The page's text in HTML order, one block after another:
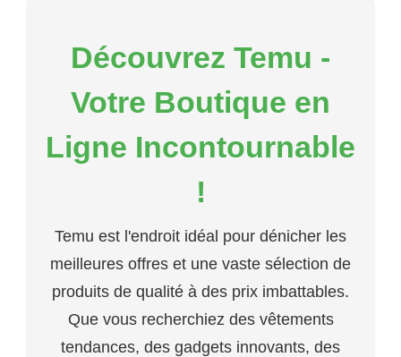
Découvrez Temu -
Votre Boutique en
Ligne Incontournable
!
Temu est l'endroit idéal pour dénicher les
meilleures offres et une vaste sélection de
produits de qualité à des prix imbattables.
Que vous recherchiez des vêtements
tendances, des gadgets innovants, des